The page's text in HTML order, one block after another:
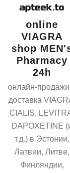
Перейти
содержимому
online
VIAGRA
shop
Pharmacy
24h
онлайн-
доставка
CIALIS,
DAPOXETINE
т.д.) в Эстонии,
Латвии, Литве,
Финляндии,